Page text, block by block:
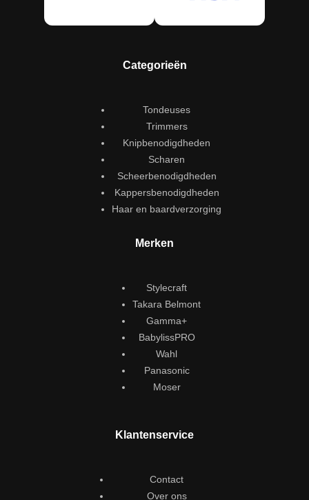
Categorieën
Tondeuses
Trimmers
Knipbenodigdheden
Scharen
Scheerbenodigdheden
Kappersbenodigdheden
Haar en baardverzorging
Merken
Stylecraft
Takara Belmont
Gamma+
BabylissPRO
Wahl
Panasonic
Moser
Klantenservice
Contact
Over ons